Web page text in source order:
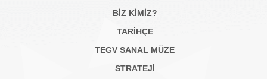
BİZ KİMİZ?
TARİHÇE
TEGV SANAL MÜZE
STRATEJİ